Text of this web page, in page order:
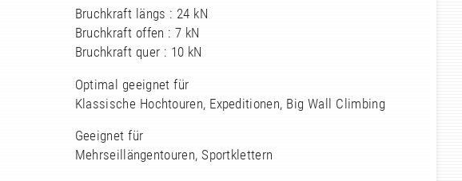
Bruchkraft längs : 24 kN
Bruchkraft offen : 7 kN
Bruchkraft quer : 10 kN
Optimal geeignet für
Klassische Hochtouren, Expeditionen, Big Wall Climbing
Geeignet für
Mehrseillängentouren, Sportklettern